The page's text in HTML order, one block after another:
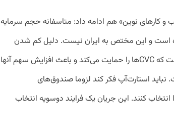
کارهای نوین» هم ادامه داد: متاسفانه حجم سرمایه
است و این مختص به ایران نیست. دلیل کم شدن
میزان سرمایه‌گذاری‌ها ترند تازه‌ای است که CVCها را حمایت می‌کند و باعث افزایش سهم آنها
استارت‌آپ فکر کند لزوما صندوق‌های
انتخاب کنند. این جریان یک فرایند دوسویه انتخاب